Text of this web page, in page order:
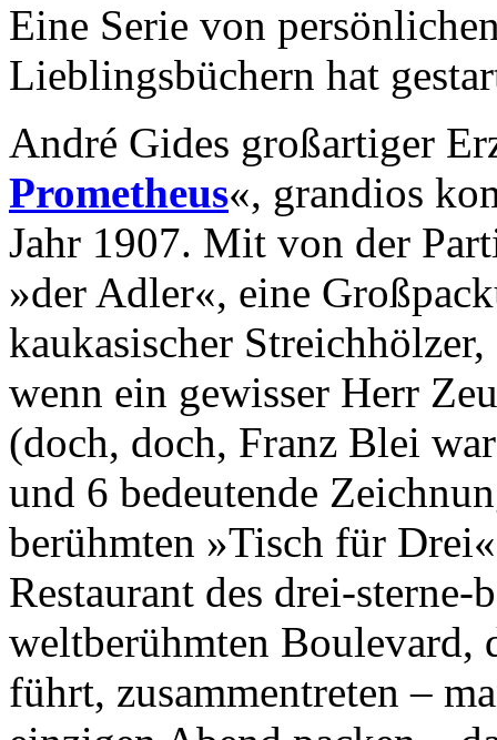
Eine Serie von
Lieblingsbüchern hat
André Gides großartiger
Prometheus«, grandios
Jahr 1907. Mit von der
»der Adler«, eine
kaukasischer
wenn ein gewisser Herr
(doch, doch, Franz Blei
und 6 bedeutende
berühmten »Tisch für
Restaurant des drei-
weltberühmten Boulevard,
führt, zusammentreten –